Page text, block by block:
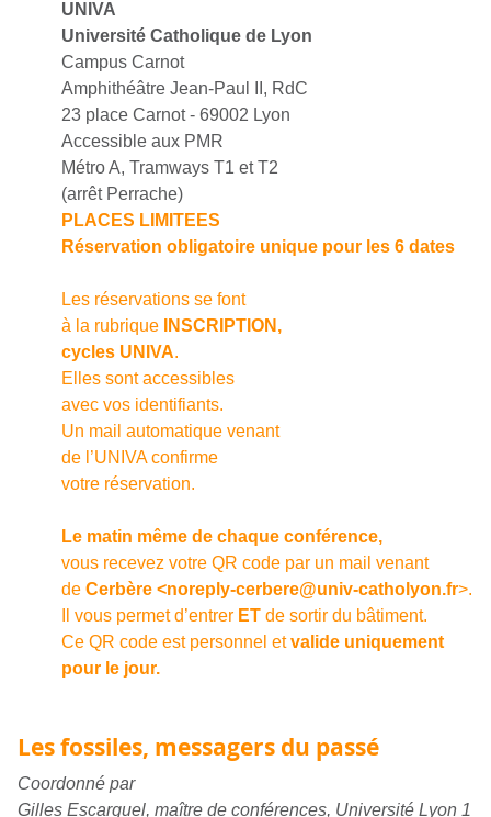
UNIVA
Université Catholique de Lyon
Campus Carnot
Amphithéâtre Jean-Paul II, RdC
23 place Carnot - 69002 Lyon
Accessible aux PMR
Métro A, Tramways T1 et T2
(arrêt Perrache)
PLACES LIMITEES
Réservation obligatoire unique pour les 6 dates
Les réservations se font
à la rubrique
INSCRIPTION,
cycles UNIVA.
Elles sont accessibles
avec vos identifiants.
Un mail automatique venant
de l’UNIVA confirme
votre réservation.
Le matin même de chaque conférence,
vous recevez votre QR code par un mail venant
de Cerbère <noreply-cerbere@univ-catholyon.fr>.
Il vous permet d’entrer ET de sortir du bâtiment.
Ce QR code est personnel etvalide uniquement
pour le jour.
Les fossiles, messagers du passé
Coordonné par
Gilles Escarguel, maître de conférences, Université Lyon 1